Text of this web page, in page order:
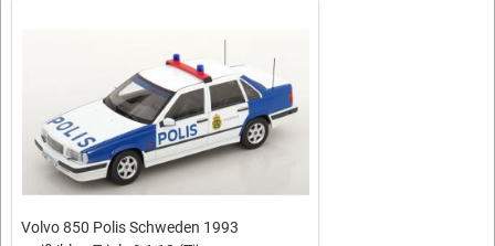
Volvo 850 Polis Schweden 1993